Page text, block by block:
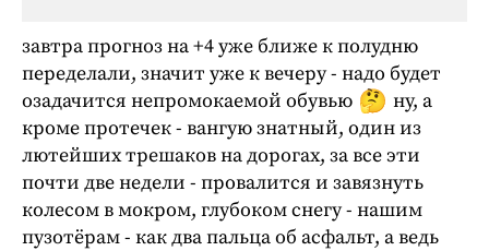
завтра прогноз на +4 уже ближе к полудню
переделали, значит уже к вечеру - надо будет
озадачится непромокаемой обувью
ну, а
кроме протечек - вангую знатный, один из
лютейших трешаков на дорогах, за все эти
почти две недели - провалится и завязнуть
колесом в мокром, глубоком снегу - нашим
пузотёрам - как два пальца об асфальт, а ведь